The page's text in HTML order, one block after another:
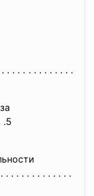
. . . . . . . . . . . . .
.5
. . . . . . . . . . . . .